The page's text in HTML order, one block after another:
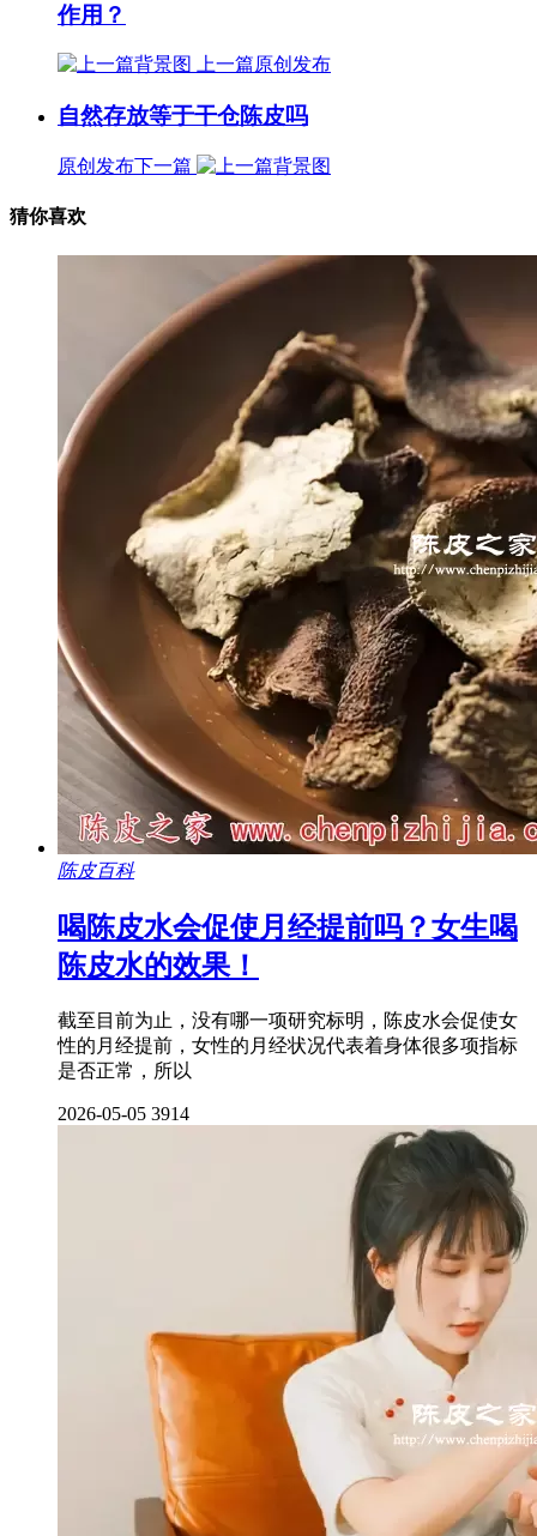
作用？
上一篇原创发布
自然存放等于干仓陈皮吗
原创发布下一篇
猜你喜欢
陈皮百科
喝陈皮水会促使月经提前吗？女生喝
陈皮水的效果！
截至目前为止，没有哪一项研究标明，陈皮水会促使女
性的月经提前，女性的月经状况代表着身体很多项指标
是否正常，所以
2026-05-05 3914